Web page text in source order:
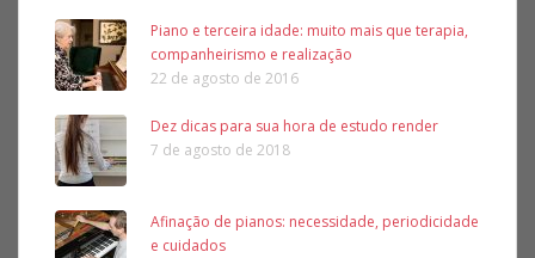
Piano e terceira idade: muito mais que terapia,
companheirismo e realização
22 de agosto de 2016
Dez dicas para sua hora de estudo render
7 de agosto de 2018
Afinação de pianos: necessidade, periodicidade
e cuidados